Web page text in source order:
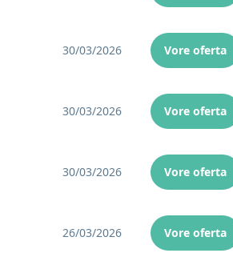
30/03/2026 Vore oferta
30/03/2026 Vore oferta
30/03/2026 Vore oferta
26/03/2026 Vore oferta